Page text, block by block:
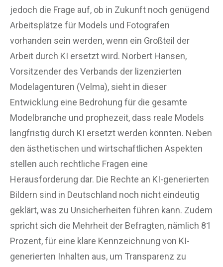
jedoch die Frage auf, ob in Zukunft noch genügend
Arbeitsplätze für Models und Fotografen
vorhanden sein werden, wenn ein Großteil der
Arbeit durch KI ersetzt wird. Norbert Hansen,
Vorsitzender des Verbands der lizenzierten
Modelagenturen (Velma), sieht in dieser
Entwicklung eine Bedrohung für die gesamte
Modelbranche und prophezeit, dass reale Models
langfristig durch KI ersetzt werden könnten. Neben
den ästhetischen und wirtschaftlichen Aspekten
stellen auch rechtliche Fragen eine
Herausforderung dar. Die Rechte an KI-generierten
Bildern sind in Deutschland noch nicht eindeutig
geklärt, was zu Unsicherheiten führen kann. Zudem
spricht sich die Mehrheit der Befragten, nämlich 81
Prozent, für eine klare Kennzeichnung von KI-
generierten Inhalten aus, um Transparenz zu